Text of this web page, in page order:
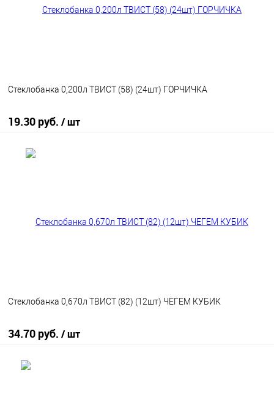
Стеклобанка 0,200л ТВИСТ (58) (24шт) ГОРЧИЧКА
19.30 руб. / шт
Стеклобанка 0,670л ТВИСТ (82) (12шт) ЧЕГЕМ КУБИК
34.70 руб. / шт